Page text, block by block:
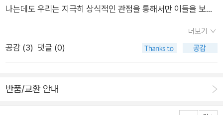
산으로 회사 서류를 집으로 가져온다. . 모든 일이 잘될 것이라고
한 정보를 놓치지 않으려 한다. . 근무 시간이 아닌데도 집에서 고
객에게 전화를 건다. . 의사의 조언을 따르지 않는다. . 휴직 기간
이 다 끝나기도 전에 일을 다시 시작한다(재발 위험의 증가). . 저
지 축을 중심으로 안내한다. 번아웃에서 탈출하기 위해서는 열두
는 없기 때문이기도 했다.그런데, 사실 이 책은 끝까지 다 읽지도
한다는 의무감으로 집어들기도 했고, 사실상 쌓여 있는 피로와 목
적 상실은 책으로 또는 나를 전혀 모르는 사람들 속에서 해결되는
것은 아니라는 지론 때문일까. 결국, ‘멈출 수도 있어야 한다’는
겼다.이 책이 준 교훈은 지금 나의 상태를 깨닫고 인정해야 한다
는 것과 어떤 형태로든지 break가 필요하고, 집과 회사만이 아닌
나는데도 우리는 지극히 상식적인 관점을 통해서만 이들을 보살
도 없으며, 지구의 자원이 한정된 것과 마찬가지로 인적 자원 또
한 한정되어 있다. 앞으로 얼마든지 새로운 사람을 뽑으면 된다는
생각은 통하지 않는다는 말이다. 지속 가능한 개발이라는 개념은
두가 인적 자원을 보호하고 서로가 서로를 지켜 주며, 필요하다면
더보기
공감 (3) 댓글 (0)
반품/교환 안내